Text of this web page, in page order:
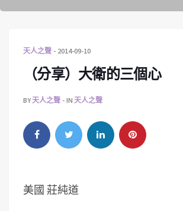
天人之聲 2014-09-10
（分享）大衛的三個心
BY天人之聲 IN 天人之聲
美國 莊純道